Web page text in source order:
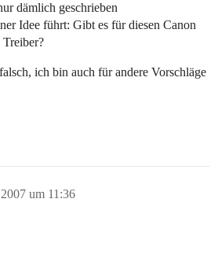
dämlich geschrieben
Idee führt: Gibt es für diesen Canon
ich bin auch für andere Vorschläge
um 11:36